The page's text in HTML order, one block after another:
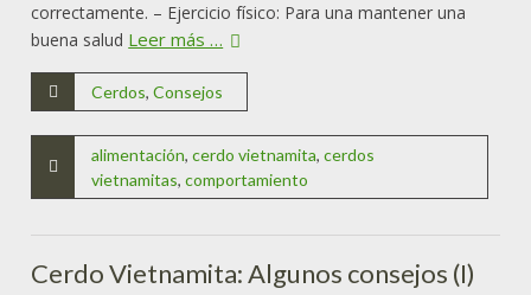
correctamente. – Ejercicio físico: Para una mantener una
buena salud Leer más …
Cerdos,Consejos
alimentación,cerdo vietnamita,cerdos
vietnamitas,comportamiento
Cerdo Vietnamita: Algunos consejos (I)